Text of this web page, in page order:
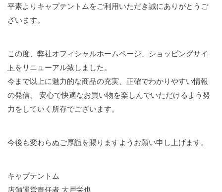
平素よりキャプテントムをご利用いただき誠にありがとうご
ざいます。
この度、弊社オフィシャルホームページ
ショッピングサイ
ト をリニューアル致しました。
今まで以上に魅力的な商品の充実、正確でわかりやすい情報
の発信、 安心で快適なお買い物を楽しんでいただけるよう努
力をしていく所存でございます。
今後も変わらぬご厚誼を賜りますようお願い申し上げます。
キャプテントム
店舗運営責任者 大戸栄也